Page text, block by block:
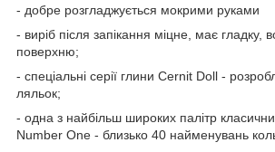
- добре розгладжується мокрими руками
- виріб після запікання міцне, має гладку,
поверхню;
- спеціальні серії глини Cernit Doll -
ляльок;
- одна з найбільш широких палітр
Number One - близько 40 найменувань